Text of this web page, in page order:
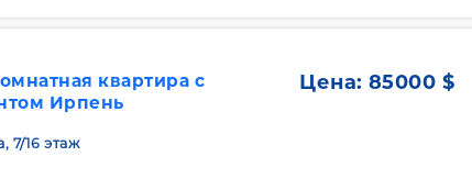
квартира с
Ирпень
Цена: 85000 $
7/16 этаж